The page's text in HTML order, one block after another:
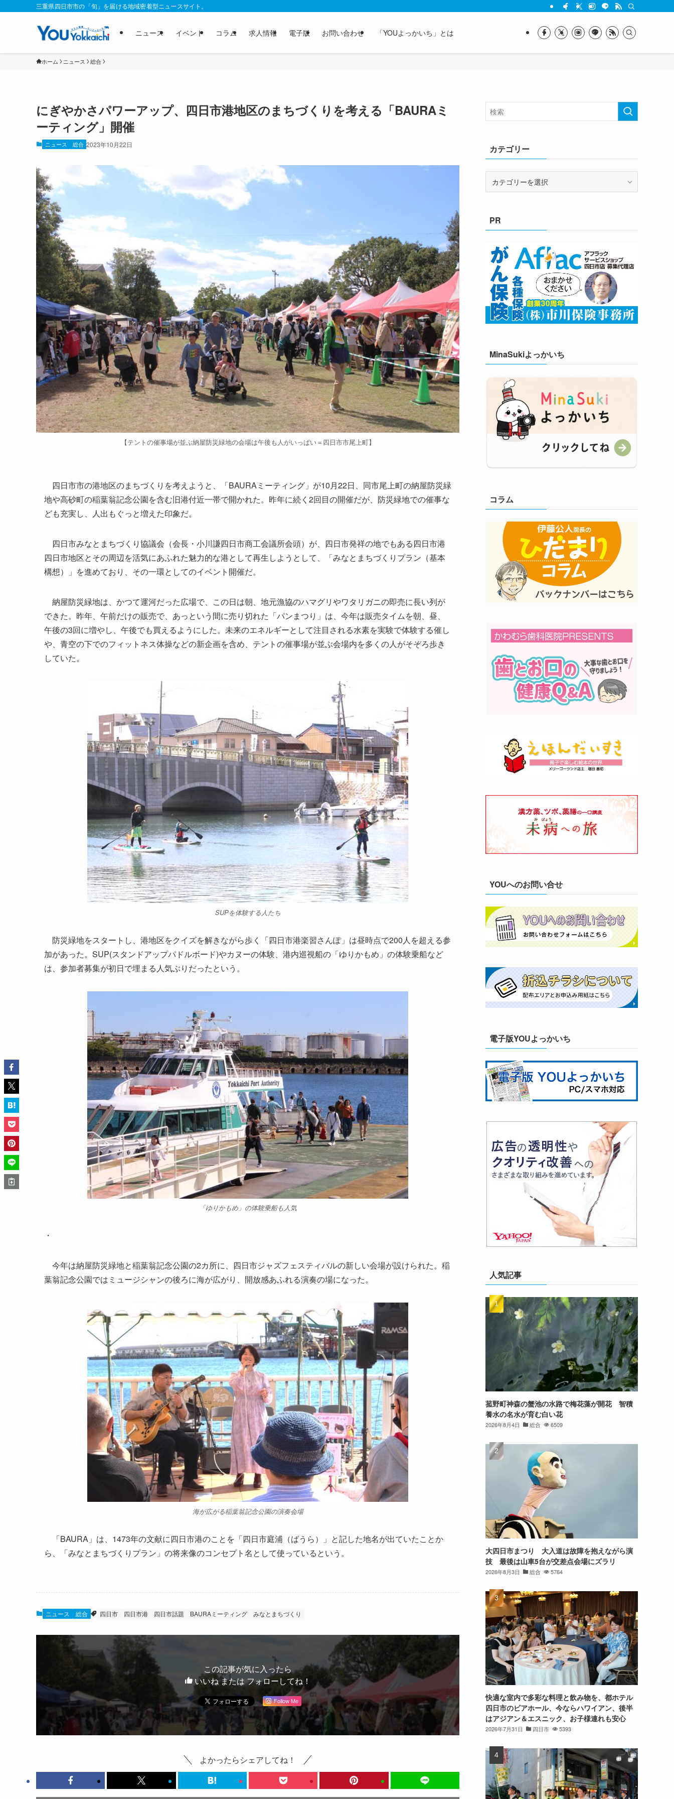
三重県四日市市の「旬」を届ける地域密着型ニュースサイト。
ニュース イベント コラム 求人情報 電子版 お問い合わせ 「YOUよっかいち」とは
ホーム ニュース 総合
にぎやかさパワーアップ、四日市港地区のまちづくりを考える「BAURAミ
ーティング」開催
ニュース 総合 2023年10月22日
【テントの催事場が並ぶ納屋防災緑地の会場は午後も人がいっぱい＝四日市市尾上町】
四日市市の港地区のまちづくりを考えようと、「BAURAミーティング」が10月22日、同市尾上町の納屋防災緑
地や高砂町の稲葉翁記念公園を含む旧港付近一帯で開かれた。昨年に続く2回目の開催だが、防災緑地での催事な
ども充実し、人出もぐっと増えた印象だ。
四日市みなとまちづくり協議会（会長・小川謙四日市商工会議所会頭）が、四日市発祥の地でもある四日市港
四日市地区とその周辺を活気にあふれた魅力的な港として再生しようとして、「みなとまちづくりプラン（基本
構想）」を進めており、その一環としてのイベント開催だ。
納屋防災緑地は、かつて運河だった広場で、この日は朝、地元漁協のハマグリやワタリガニの即売に長い列が
できた。昨年、午前だけの販売で、あっという間に売り切れた「パンまつり」は、今年は販売タイムを朝、昼、
午後の3回に増やし、午後でも買えるようにした。未来のエネルギーとして注目される水素を実験で体験する催し
や、青空の下でのフィットネス体操などの新企画を含め、テントの催事場が並ぶ会場内を多くの人がそぞろ歩き
していた。
SUPを体験する人たち
防災緑地をスタートし、港地区をクイズを解きながら歩く「四日市港楽習さんぽ」は昼時点で200人を超える参
加があった。SUP(スタンドアップパドルボード)やカヌーの体験、港内巡視船の「ゆりかもめ」の体験乗船など
は、参加者募集が初日で埋まる人気ぶりだったという。
「ゆりかもめ」の体験乗船も人気
・
今年は納屋防災緑地と稲葉翁記念公園の2カ所に、四日市ジャズフェスティバルの新しい会場が設けられた。稲
葉翁記念公園ではミュージシャンの後ろに海が広がり、開放感あふれる演奏の場になった。
海が広がる稲葉翁記念公園の演奏会場
「BAURA」は、1473年の文献に四日市港のことを「四日市庭浦（ばうら）」と記した地名が出ていたことか
ら、「みなとまちづくりプラン」の将来像のコンセプト名として使っているという。
ニュース 総合 四日市 四日市港 四日市話題 BAURAミーティング みなとまちづくり
この記事が気に入ったら
いいね または フォローしてね！
Follow Me
よかったらシェアしてね！
カテゴリー
ーPR
MinaSukiよっかいち
コラム
YOUへのお問い合せ
電子版YOUよっかいち
人気記事
菰野町神森の蟹池の水路で梅花藻が開花 智積
養水の名水が育む白い花
2026年8月4日 総合 6509
大四日市まつり 大入道は故障を抱えながら演
技 最後は山車5台が交差点会場にズラリ
2026年8月3日 総合 5764
快適な室内で多彩な料理と飲み物を、都ホテル
四日市のビアホール、今ならハワイアン、後半
はアジアン＆エスニック、お子様連れも安心
2026年7月31日 四日市 5393